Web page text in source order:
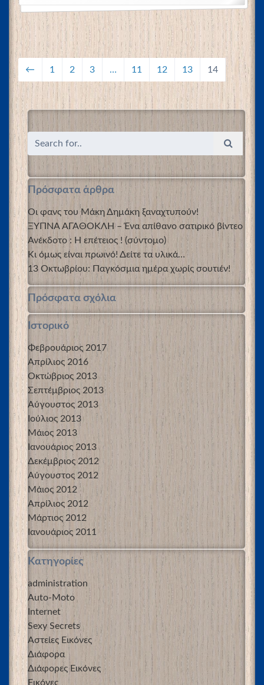
← 1 2 3 … 11 12 13 14
Πρόσφατα άρθρα
Οι φανς του Μάκη Δημάκη ξαναχτυπούν!
ΞΥΠΝΑ ΑΓΑΘΟΚΛΗ – Ένα απίθανο σατιρικό βίντεο
Ανέκδοτο : Η επέτειος ! (σύντομο)
Κι όμως είναι πρωινό! Δείτε τα υλικά…
13 Οκτωβρίου: Παγκόσμια ημέρα χωρίς σουτιέν!
Πρόσφατα σχόλια
Ιστορικό
Φεβρουάριος 2017
Απρίλιος 2016
Οκτώβριος 2013
Σεπτέμβριος 2013
Αύγουστος 2013
Ιούλιος 2013
Μάιος 2013
Ιανουάριος 2013
Δεκέμβριος 2012
Αύγουστος 2012
Μάιος 2012
Απρίλιος 2012
Μάρτιος 2012
Ιανουάριος 2011
Kατηγορίες
administration
Auto-Moto
Internet
Sexy Secrets
Αστείες Εικόνες
Διάφορα
Διάφορες Εικόνες
Εικόνες